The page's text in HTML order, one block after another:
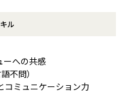
ル
ーへの共感
不問）
コミュニケーション力